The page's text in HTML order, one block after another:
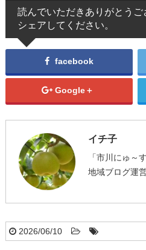
読んでいただきありがとう
シェアしてください。
facebook
Google＋
イチ子
「市川にゅ～
地域ブログ運
2026/06/10